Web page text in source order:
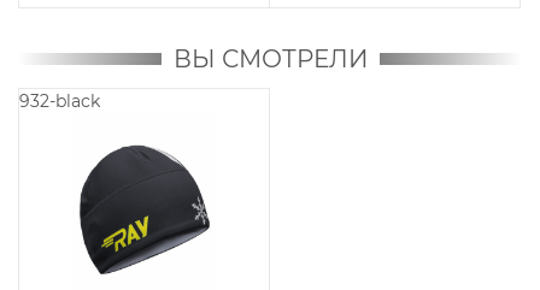
ВЫ СМОТРЕЛИ
932-black